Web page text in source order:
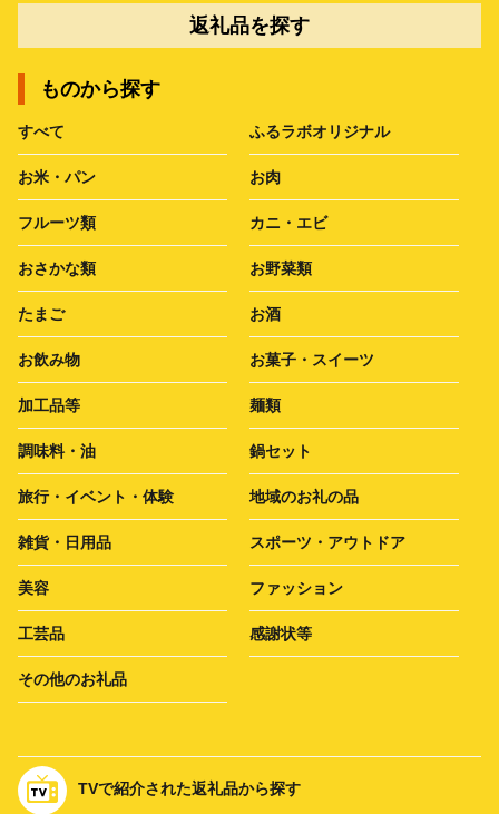
返礼品を探す
ものから探す
すべて ふるラボオリジナル
お米・パン お肉
フルーツ類 カニ・エビ
おさかな類 お野菜類
たまご お酒
お飲み物 お菓子・スイーツ
加工品等 麺類
調味料・油 鍋セット
旅行・イベント・体験 地域のお礼の品
雑貨・日用品 スポーツ・アウトドア
美容 ファッション
工芸品 感謝状等
その他のお礼品
TVで紹介された返礼品から探す